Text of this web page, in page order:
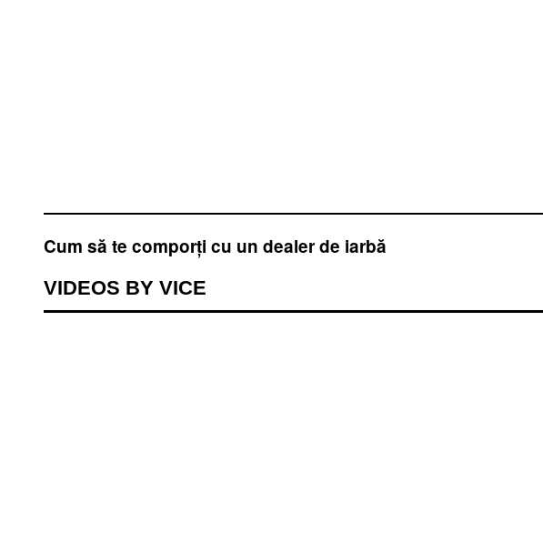
Cum să te comporți cu un dealer de iarbă
VIDEOS BY VICE